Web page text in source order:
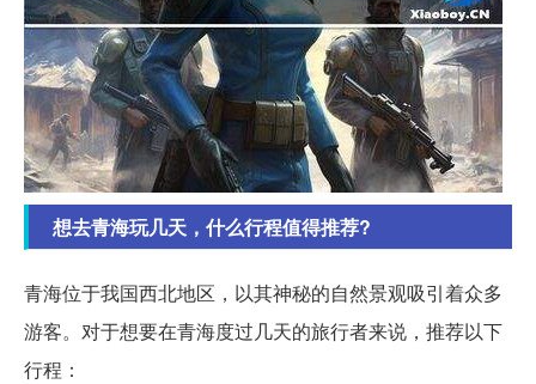
想去青海玩几天，什么行程值得推荐?
青海位于我国西北地区，以其神秘的自然景观吸引着众多
游客。对于想要在青海度过几天的旅行者来说，推荐以下
行程：